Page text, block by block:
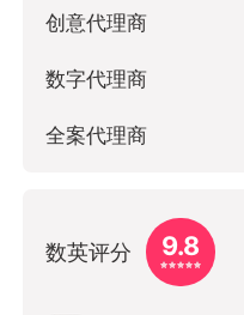
创意代理商
数字代理商
全案代理商
数英评分 9.8